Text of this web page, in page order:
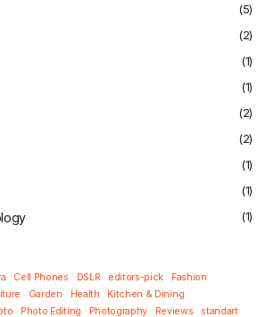
(5)
(2)
(1)
(1)
(2)
(2)
(1)
(1)
(1)
Cell Phones DSLR editors-pick
Fashion
Garden Health
Kitchen & Dining
Photo Editing Photography Reviews standart